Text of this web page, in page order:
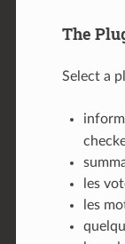
The
Select a
les
les